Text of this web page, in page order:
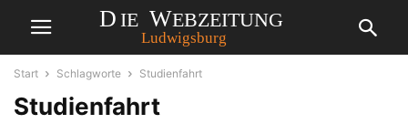
Start Schlagworte Studienfahrt
Studienfahrt